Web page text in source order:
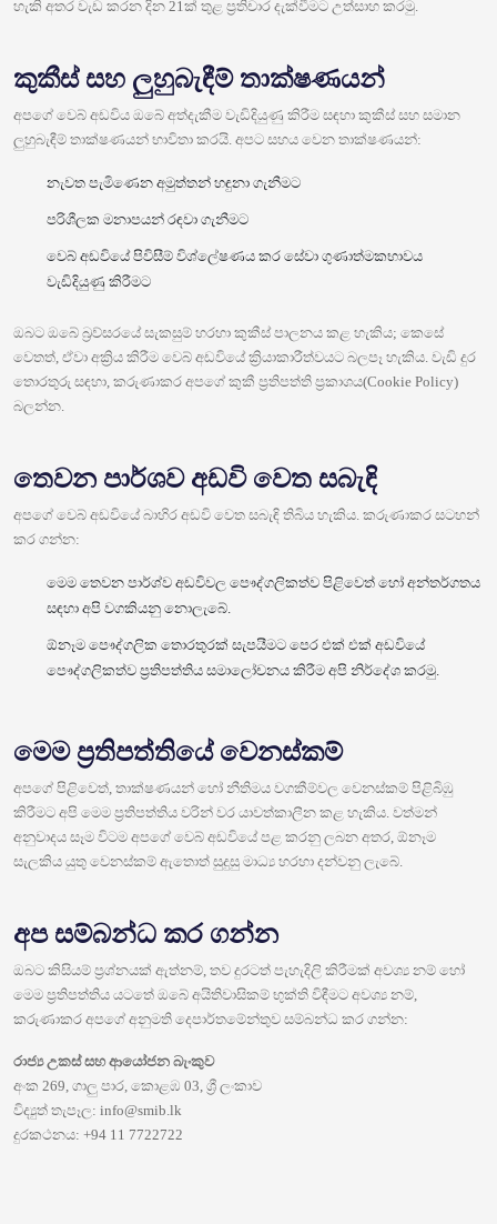
හැකි අතර වැඩ කරන දින 21ක් තුළ ප්‍රතිචාර දැක්වීමට උත්සාහ කරමු.
කුකීස් සහ ලුහුබැඳීම් තාක්ෂණයන්
අපගේ වෙබ් අඩවිය ඔබේ අත්දැකීම වැඩිදියුණු කිරීම සඳහා කුකීස් සහ සමාන
ලුහුබැඳීම් තාක්ෂණයන් භාවිතා කරයි. අපට සහය වෙන තාක්ෂණයන්:
නැවත පැමිණෙන අමුත්තන් හඳුනා ගැනීමට
පරිශීලක මනාපයන් රඳවා ගැනීමට
වෙබ් අඩවියේ පිවිසීම් විශ්ලේෂණය කර සේවා ගුණාත්මකභාවය
වැඩිදියුණු කිරීමට
ඔබට ඔබේ බ්‍රව්සරයේ සැකසුම් හරහා කුකීස් පාලනය කළ හැකිය; කෙසේ
වෙතත්, ඒවා අක්‍රිය කිරීම වෙබ් අඩවියේ ක්‍රියාකාරීත්වයට බලපෑ හැකිය. වැඩි දුර
තොරතුරු සඳහා, කරුණාකර අපගේ කුකී ප්‍රතිපත්ති ප්‍රකාශය(Cookie Policy)
බලන්න.
තෙවන පාර්ශව අඩවි වෙත සබැඳි
අපගේ වෙබ් අඩවියේ බාහිර අඩවි වෙත සබැඳි තිබිය හැකිය. කරුණාකර සටහන්
කර ගන්න:
මෙම තෙවන පාර්ශ්ව අඩවිවල පෞද්ගලිකත්ව පිළිවෙත් හෝ අන්තර්ගතය
සඳහා අපි වගකියනු නොලැබේ.
ඕනෑම පෞද්ගලික තොරතුරක් සැපයීමට පෙර එක් එක් අඩවියේ
පෞද්ගලිකත්ව ප්‍රතිපත්තිය සමාලෝචනය කිරීම අපි නිර්දේශ කරමු.
මෙම ප්‍රතිපත්තියේ වෙනස්කම්
අපගේ පිළිවෙත්, තාක්ෂණයන් හෝ නීතිමය වගකීම්වල වෙනස්කම් පිළිබිඹු
කිරීමට අපි මෙම ප්‍රතිපත්තිය වරින් වර යාවත්කාලීන කළ හැකිය. වත්මන්
අනුවාදය සෑම විටම අපගේ වෙබ් අඩවියේ පළ කරනු ලබන අතර, ඕනෑම
සැලකිය යුතු වෙනස්කම් ඇතොත් සුදුසු මාධ්‍ය හරහා දන්වනු ලැබේ.
අප සම්බන්ධ කර ගන්න
ඔබට කිසියම් ප්‍රශ්නයක් ඇත්නම්, තව දුරටත් පැහැදිලි කිරීමක් අවශ්‍ය නම් හෝ
මෙම ප්‍රතිපත්තිය යටතේ ඔබේ අයිතිවාසිකම් භුක්ති විඳීමට අවශ්‍ය නම්,
කරුණාකර අපගේ අනුමති දෙපාර්තමේන්තුව සම්බන්ධ කර ගන්න:
රාජ්‍ය උකස් සහ ආයෝජන බැංකුව
අංක 269, ගාලු පාර, කොළඹ 03, ශ්‍රී ලංකාව
විද්‍යුත් තැපෑල: info@smib.lk
දුරකථනය: +94 11 7722722